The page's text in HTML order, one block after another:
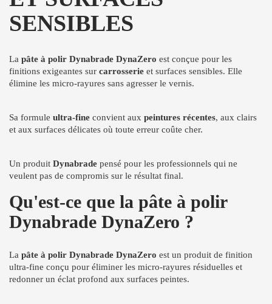
SENSIBLES
La pâte à polir Dynabrade DynaZero est conçue pour les
finitions exigeantes sur carrosserie et surfaces sensibles. Elle
élimine les micro-rayures sans agresser le vernis.
Sa formule ultra-fine convient aux peintures récentes, aux clairs
et aux surfaces délicates où toute erreur coûte cher.
Un produit Dynabrade pensé pour les professionnels qui ne
veulent pas de compromis sur le résultat final.
Qu'est-ce que la pâte à polir
Dynabrade DynaZero ?
La pâte à polir Dynabrade DynaZero est un produit de finition
ultra-fine conçu pour éliminer les micro-rayures résiduelles et
redonner un éclat profond aux surfaces peintes.